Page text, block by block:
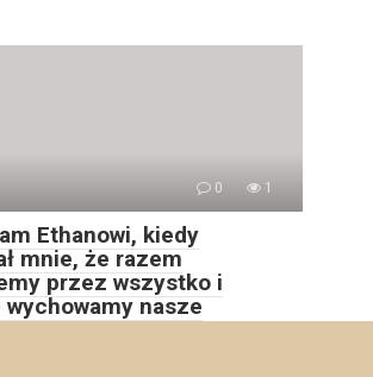
0 1
Ethanowi, kiedy
mnie, że razem
przez wszystko i
nasze